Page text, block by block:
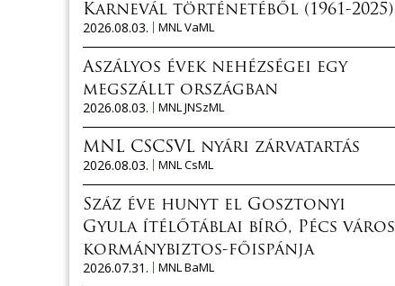
Karnevál történetéből (1961-2025)
2026.08.03.
MNL VaML
Aszályos évek nehézségei egy
megszállt országban
2026.08.03.
MNL JNSzML
MNL CSCSVL nyári zárvatartás
2026.08.03.
MNL CsML
Száz éve hunyt el Gosztonyi
Gyula ítélőtáblai bíró, Pécs város
kormánybiztos-főispánja
2026.07.31.
MNL BaML